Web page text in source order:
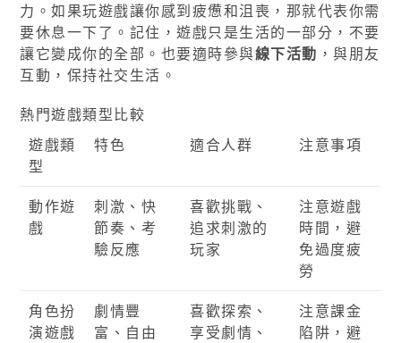
力。如果玩遊戲讓你感到疲憊和沮喪，那就代表你需
要休息一下了。記住，遊戲只是生活的一部分，不要
讓它變成你的全部。也要適時參與線下活動 ，與朋友
互動，保持社交生活。
熱門遊戲類型比較
遊戲類
型
特色 適合人群 注意事項
動作遊
戲
刺激、快
節奏、考
驗反應
喜歡挑戰、
追求刺激的
玩家
注意遊戲
時間，避
免過度疲
勞
角色扮
演遊戲
劇情豐
富、自由
喜歡探索、
享受劇情、
注意課金
陷阱，避